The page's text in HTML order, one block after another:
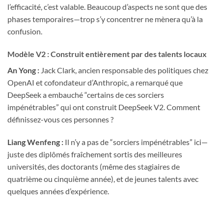
l’efficacité, c’est valable. Beaucoup d’aspects ne sont que des
phases temporaires—trop s’y concentrer ne mènera qu’à la
confusion.
Modèle V2 : Construit entièrement par des talents locaux
An Yong : Jack Clark, ancien responsable des politiques chez
OpenAI et cofondateur d’Anthropic, a remarqué que
DeepSeek a embauché “certains de ces sorciers
impénétrables” qui ont construit DeepSeek V2. Comment
définissez-vous ces personnes ?
Liang Wenfeng : Il n’y a pas de “sorciers impénétrables” ici—
juste des diplômés fraîchement sortis des meilleures
universités, des doctorants (même des stagiaires de
quatrième ou cinquième année), et de jeunes talents avec
quelques années d’expérience.